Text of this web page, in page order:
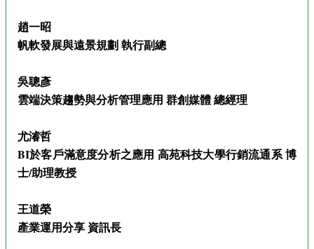
趙一昭
帆軟發展與遠景規劃 執行副總
吳聰彥
雲端決策趨勢與分析管理應用 群創媒體 總經理
尤濬哲
BI於客戶滿意度分析之應用 高苑科技大學行銷流通系 博
士/助理教授
王道榮
產業運用分享 資訊長